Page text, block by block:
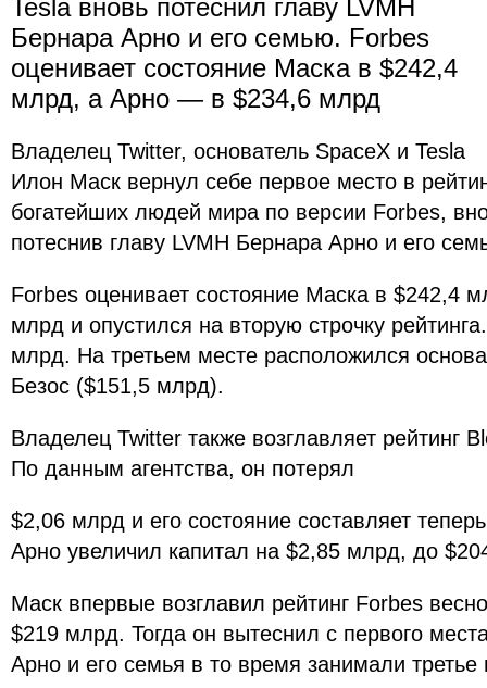
Tesla вновь потеснил главу LVMH
Бернара Арно и его семью. Forbes
оценивает состояние Маска в $242,4
млрд, а Арно — в $234,6 млрд
Владелец Twitter, основатель SpaceX и Tesla
Илон Маск вернул себе первое место в
богатейших людей мира по версии Forbes,
потеснив главу LVMH Бернара Арно и его
Forbes оценивает состояние Маска в $242,4
млрд и опустился на вторую строчку
млрд. На третьем месте расположился
Безос ($151,5 млрд).
Владелец Twitter также возглавляет рейтинг
По данным агентства, он потерял
$2,06 млрд и его состояние составляет
Арно увеличил капитал на $2,85 млрд, до
Маск впервые возглавил рейтинг Forbes
$219 млрд. Тогда он вытеснил с первого
Арно и его семья в то время занимали